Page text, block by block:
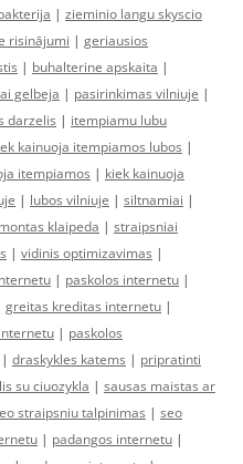
| zieminio langu skyscio
risinājumi | geriausios
| buhalterine apskaita |
gelbeja | pasirinkimas vilniuje |
darzelis | itempiamu lubu
kainuoja itempiamos lubos |
itempiamos | kiek kainuoja
| lubos vilniuje | siltnamiai |
klaipeda | straipsniai
| vidinis optimizavimas |
| paskolos internetu |
greitas kreditas internetu |
| paskolos
| draskykles katems | pripratinti
su ciuozykla | sausas maistas ar
straipsniu talpinimas | seo
| padangos internetu |